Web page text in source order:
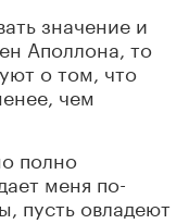
значение и
Аполлона, то
о том, что
чем
полно
меня по-
пусть овладеют